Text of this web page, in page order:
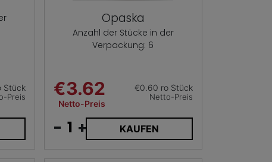
Stück
Preis
Opaska
Anzahl der Stücke in der
Verpackung: 6
€3.62
Netto-Preis
€0.60 ro Stück
Netto-Preis
- + KAUFEN